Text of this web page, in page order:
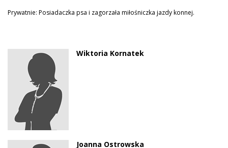
Prywatnie: Posiadaczka psa i zagorzała miłośniczka jazdy konnej.
Wiktoria Kornatek
Joanna Ostrowska